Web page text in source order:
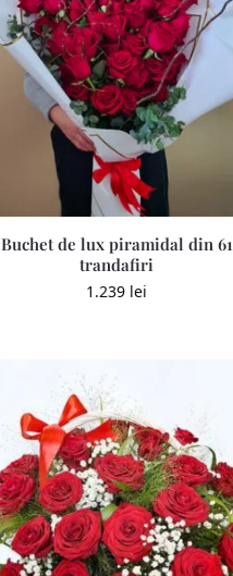
Buchet de lux piramidal din 61
trandafiri
1.239 lei